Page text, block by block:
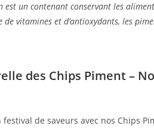
est un contenant conservant les
vitamines et d’antioxydants, les
des Chips Piment –
de saveurs avec nos Chips